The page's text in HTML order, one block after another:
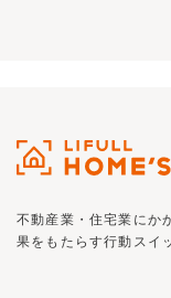
不動産業・住宅業にか
果をもたらす行動スイ